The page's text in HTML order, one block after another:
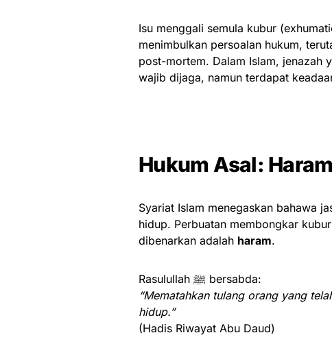
Isu menggali semula kubur
menimbulkan persoalan hukum,
post-mortem. Dalam Islam, jenazah
wajib dijaga, namun terdapat
Hukum Asal: Haram
Syariat Islam menegaskan bahawa
hidup. Perbuatan membongkar
dibenarkan adalah haram.
Rasulullah ﷺ bersabda:
“Mematahkan tulang orang yang
hidup.”
(Hadis Riwayat Abu Daud)